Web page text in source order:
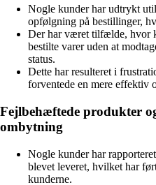
Nogle kunder har udtrykt
opfølgning på bestillinger,
Der har været tilfælde, hvor
bestilte varer uden at
status.
Dette har resulteret i
forventede en mere effektiv
Fejlbehæftede produkter
ombytning
Nogle kunder har
blevet leveret, hvilket har
kunderne.